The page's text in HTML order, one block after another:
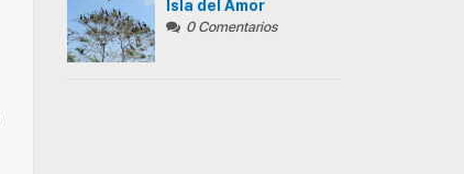
Isla del Amor
0 Comentarios